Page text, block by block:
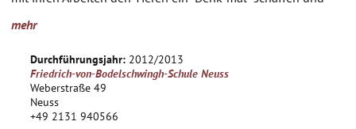
gebracht wird. "Wie bewegt sich dieses Tier, was schmeckt,
es? Was sind seine besonderen Eigenschaften?" Das Tier als
Symbol von Herrschaft, Freiheit, Glück, Reichtum etc. -Das
Tier in der Kunst. Der naturalistische Blick, genaues Hinsehen
und Beobachten und auch der innerliche Blick, Empfindung
mehr
Durchführungsjahr: 2012/2013
Friedrich-von-Bodelschwingh-Schule Neuss
Weberstraße 49
Neuss
+49 2131 940566